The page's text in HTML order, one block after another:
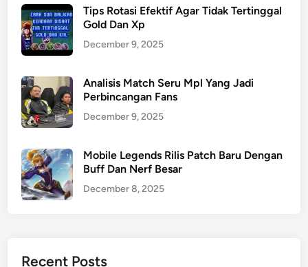
Tips Rotasi Efektif Agar Tidak Tertinggal
Gold Dan Xp
December 9, 2025
Analisis Match Seru Mpl Yang Jadi
Perbincangan Fans
December 9, 2025
Mobile Legends Rilis Patch Baru Dengan
Buff Dan Nerf Besar
December 8, 2025
Recent Posts